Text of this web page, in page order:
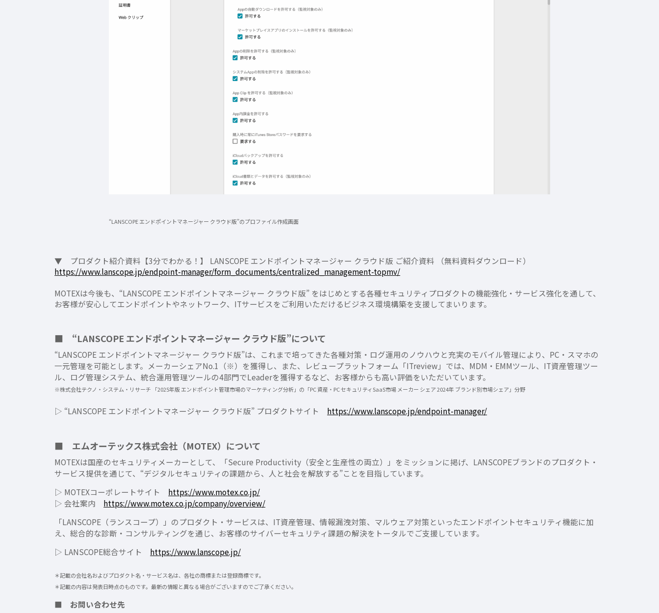
“LANSCOPE エンドポイントマネージャー クラウド版”のプロファイル作成画面
▼ プロダクト紹介資料【3分でわかる！】 LANSCOPE エンドポイントマネージャー クラウド版 ご紹介資料 （無料資料ダウンロード）
https://www.lanscope.jp/endpoint-manager/form_documents/centralized_management-topmv/
MOTEXは今後も、“LANSCOPE エンドポイントマネージャー クラウド版” をはじめとする各種セキュリティプロダクトの機能強化・サービス強化を通して、
お客様が安心してエンドポイントやネットワーク、ITサービスをご利用いただけるビジネス環境構築を支援してまいります。
■ “LANSCOPE エンドポイントマネージャー クラウド版”について
“LANSCOPE エンドポイントマネージャー クラウド版”は、これまで培ってきた各種対策・ログ運用のノウハウと充実のモバイル管理により、PC・スマホの
一元管理を可能とします。メーカーシェアNo.1（※）を獲得し、また、レビュープラットフォーム「ITreview」では、MDM・EMMツール、IT資産管理ツー
ル、ログ管理システム、統合運用管理ツールの4部門でLeaderを獲得するなど、お客様からも高い評価をいただいています。
※株式会社テクノ・システム・リサーチ 「2025年版 エンドポイント管理市場のマーケティング分析」の「PC 資産・PC セキュリティSaaS市場 メーカー シェア 2024年 ブランド別市場シェア」分野
▷ “LANSCOPE エンドポイントマネージャー クラウド版” プロダクトサイト https://www.lanscope.jp/endpoint-manager/
■ エムオーテックス株式会社（MOTEX）について
MOTEXは国産のセキュリティメーカーとして、「Secure Productivity（安全と生産性の両立）」をミッションに掲げ、LANSCOPEブランドのプロダクト・
サービス提供を通じて、“デジタルセキュリティの課題から、人と社会を解放する”ことを目指しています。
▷ MOTEXコーポレートサイト https://www.motex.co.jp/
▷ 会社案内 https://www.motex.co.jp/company/overview/
「LANSCOPE（ランスコープ）」のプロダクト・サービスは、IT資産管理、情報漏洩対策、マルウェア対策といったエンドポイントセキュリティ機能に加
え、総合的な診断・コンサルティングを通じ、お客様のサイバーセキュリティ課題の解決をトータルでご支援しています。
▷ LANSCOPE総合サイト https://www.lanscope.jp/
＊記載の会社名およびプロダクト名・サービス名は、各社の商標または登録商標です。
＊記載の内容は発表日時点のものです。最新の情報と異なる場合がございますのでご了承ください。
■ お問い合わせ先